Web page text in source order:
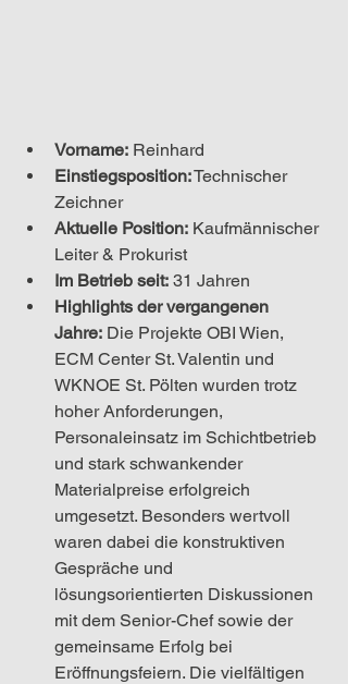
Vorname: Reinhard
Einstiegsposition:Technischer
Zeichner
Aktuelle Position: Kaufmännischer
Leiter & Prokurist
Im Betrieb seit: 31 Jahren
Highlights der vergangenen
Jahre: Die Projekte OBI Wien,
ECM Center St. Valentin und
WKNOE St. Pölten wurden trotz
hoher Anforderungen,
Personaleinsatz im Schichtbetrieb
und stark schwankender
Materialpreise erfolgreich
umgesetzt. Besonders wertvoll
waren dabei die konstruktiven
Gespräche und
lösungsorientierten Diskussionen
mit dem Senior-Chef sowie der
gemeinsame Erfolg bei
Eröffnungsfeiern. Die vielfältigen